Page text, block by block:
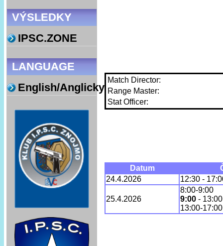
VÝSLEDKY
IPSC.ZONE
LANGUAGE
English/Anglicky
Match Director:
Range Master:
Stat Officer:
Datum
24.4.2026
12:30 -
25.4.2026
8:00-9:00
9:00 - 13:00
13:00-17:00